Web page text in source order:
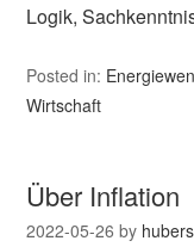
Logik,
Posted in:
Wirtschaft
Über Inflation
2022-05-26 by